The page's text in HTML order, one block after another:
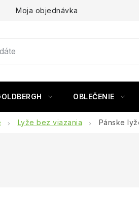
Moja objednávka
OBLEČENIE
Lyže bez viazania Pánske